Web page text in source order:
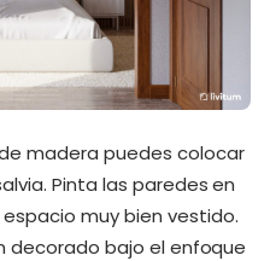
madera puedes colocar
Pinta las paredes en
muy bien vestido.
decorado bajo el enfoque